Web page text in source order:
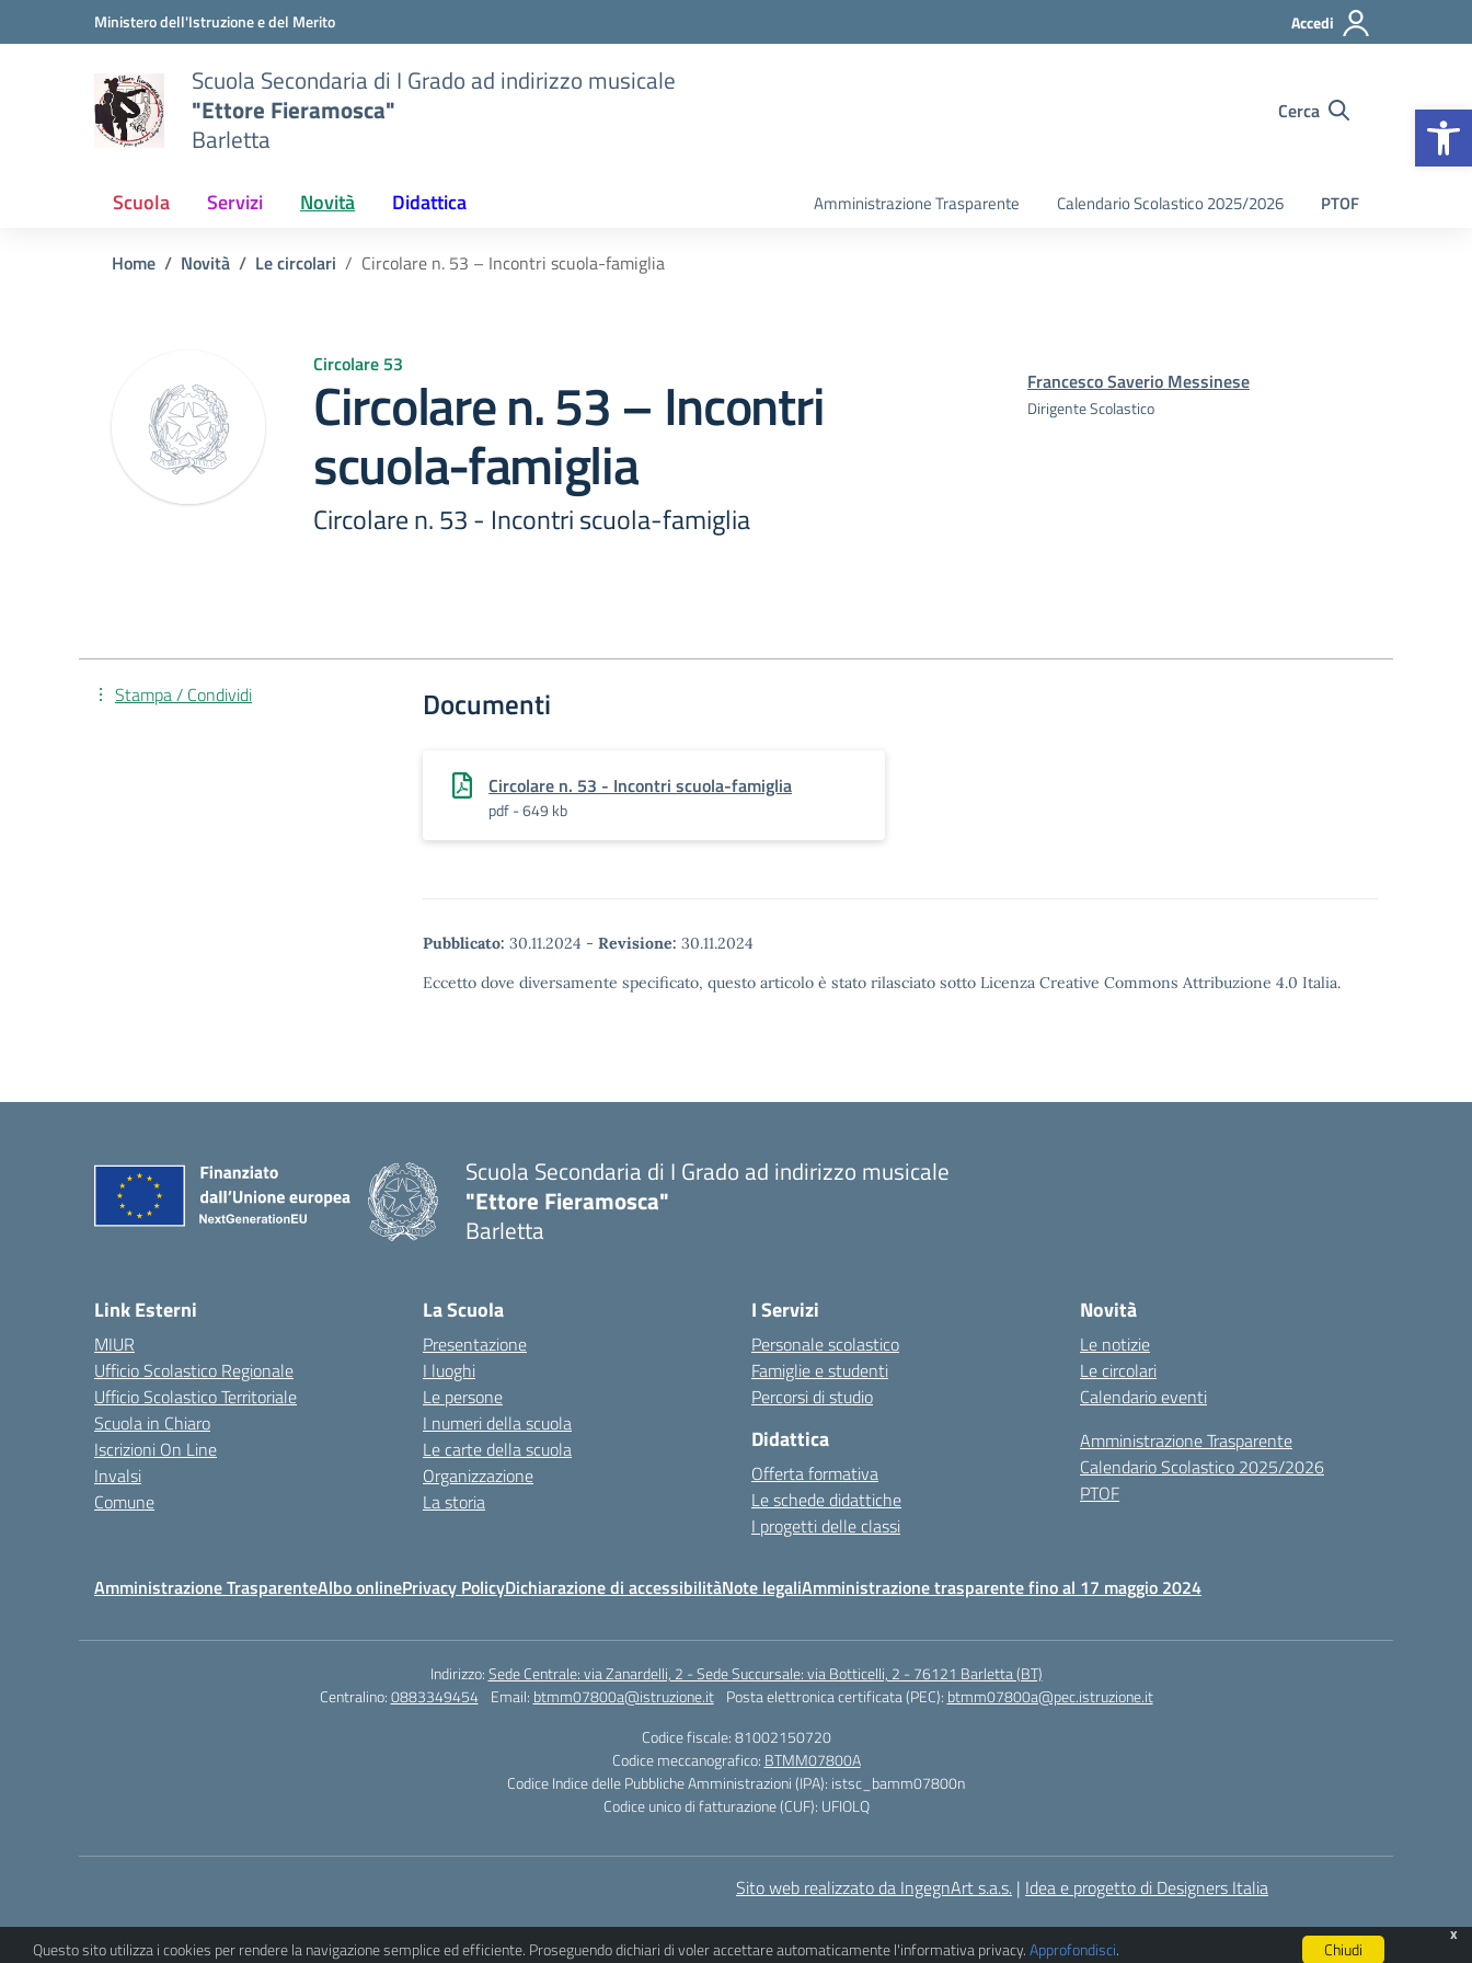
Vai ai contenuti
Vai al menu di navigazioneMinistero dell'Istruzione e del Merito Accedi
Scuola Secondaria di I Grado ad indirizzo musicale
"Ettore Fieramosca"
Barletta
Cerca
Scuola Servizi Novità Didattica Amministrazione Trasparente Calendario Scolastico 2025/2026 PTOF
Home Novità Le circolari Circolare n. 53 – Incontri scuola-famiglia
Circolare 53
Circolare n. 53 – Incontri
scuola-famiglia
Circolare n. 53 - Incontri scuola-famiglia
Francesco Saverio Messinese
Dirigente Scolastico
Documenti
Circolare n. 53 - Incontri scuola-famiglia
pdf - 649 kb
Pubblicato: 30.11.2024 - Revisione: 30.11.2024
Eccetto dove diversamente specificato, questo articolo è stato rilasciato sotto Licenza Creative Commons Attribuzione 4.0 Italia.
Stampa / Condividi
Scuola Secondaria di I Grado ad indirizzo musicale
"Ettore Fieramosca"
Barletta
Link Esterni
MIUR
Ufficio Scolastico Regionale
Ufficio Scolastico Territoriale
Scuola in Chiaro
Iscrizioni On Line
Invalsi
Comune
La Scuola
Presentazione
I luoghi
Le persone
I numeri della scuola
Le carte della scuola
Organizzazione
La storia
I Servizi
Personale scolastico
Famiglie e studenti
Percorsi di studio
Didattica
Offerta formativa
Le schede didattiche
I progetti delle classi
Novità
Le notizie
Le circolari
Calendario eventi
Amministrazione Trasparente
Calendario Scolastico 2025/2026
PTOF
Amministrazione TrasparenteAlbo onlinePrivacy PolicyDichiarazione di accessibilitàNote legaliAmministrazione trasparente fino al 17 maggio 2024
Indirizzo:Sede Centrale: via Zanardelli, 2 - Sede Succursale: via Botticelli, 2 - 76121 Barletta (BT)
Centralino:0883349454 Email: btmm07800a@istruzione.it Posta elettronica certificata (PEC): btmm07800a@pec.istruzione.it
Codice fiscale: 81002150720
Codice meccanografico: BTMM07800A
Codice Indice delle Pubbliche Amministrazioni (IPA): istsc_bamm07800n
Codice unico di fatturazione (CUF): UFIOLQ
Sito web realizzato da IngegnArt s.a.s. | Idea e progetto di Designers Italia
x
Questo sito utilizza i cookies per rendere la navigazione semplice ed efficiente. Proseguendo dichiari di voler accettare automaticamente l'informativa privacy.Approfondisci. Chiudi